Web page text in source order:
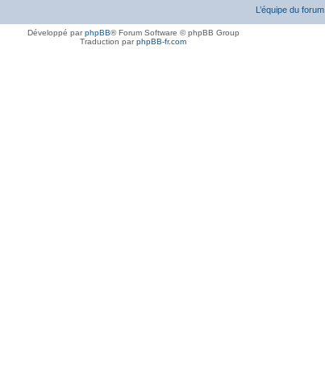
L’équipe du forum
Développé parphpBB® Forum Software © phpBB Group
Traduction parphpBB-fr.com